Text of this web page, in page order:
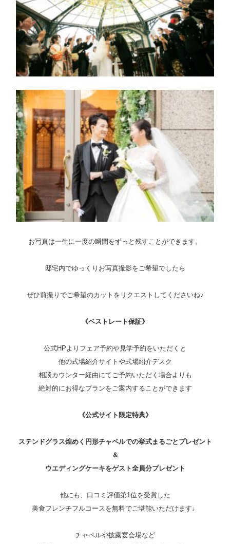
お写真は一生に一度の瞬間をずっと残すことができます。
邸宅内でゆっくりお写真撮影をご希望でしたら
ぜひ前撮りでご希望のカットをリクエストしてくださいね♪
《ベストレート保証》
公式HPよりフェア予約や見学予約をいただくと
他の式場紹介サイトや式場紹介デスク
相談カウンター経由にてご予約いただく場合よりも
絶対的にお得なプランをご案内することができます
《公式サイト限定特典》
ステンドグラス煌めく円形チャペルでの挙式まるごとプレゼント
＆
ウエディングケーキをゲスト全員分プレゼント
他にも、口コミ評価第1位を受賞した
美食フレンチフルコースを無料でご堪能いただけます♩
チャペルや披露宴会場など